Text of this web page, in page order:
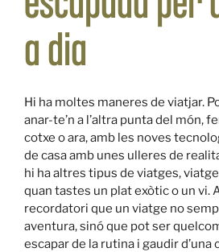
a dia
Hi ha moltes maneres de viatjar.
anar-te’n a l’altra punta del món,
cotxe o ara, amb les noves
de casa amb unes ulleres de
hi ha altres tipus de viatges,
quan tastes un plat exòtic o un vi.
recordatori que un viatge no
aventura, sinó que pot ser
escapar de la rutina i gaudir d’una